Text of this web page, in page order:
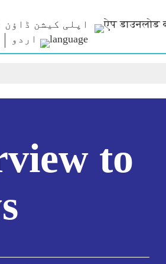
اپلی کیشن ڈاؤن
اردو
بلاگ
Photo Booth
to